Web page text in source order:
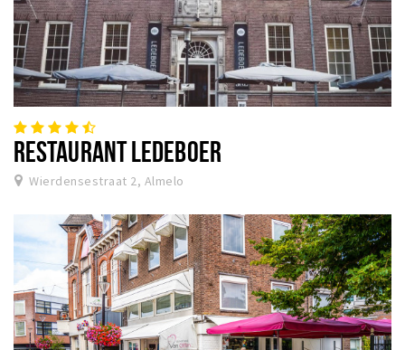
RESTAURANT LEDEBOER
Wierdensestraat 2, Almelo